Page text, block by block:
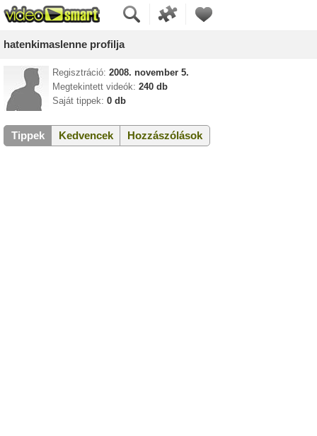
hatenkimaslenne profilja
Regisztráció: 2008. november 5.
Megtekintett videók: 240 db
Saját tippek: 0 db
Tippek Kedvencek Hozzászólások